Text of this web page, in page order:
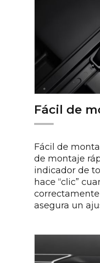
Fácil de
Fácil de
de montaje
indicador de
hace “clic”
asegura un